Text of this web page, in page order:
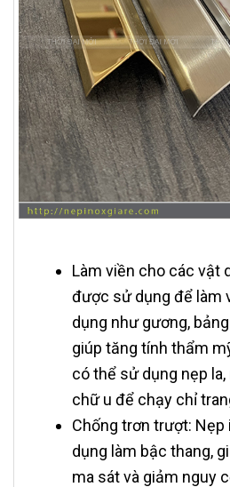
Làm viền cho các vật
được sử dụng để làm
dụng như gương,
giúp tăng tính thẩm
có thể sử dụng nẹp
chữ u để chạy chỉ
Chống trơn trượt:
dụng làm bậc thang,
ma sát và giảm nguy